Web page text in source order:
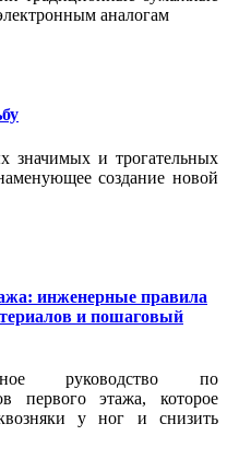
аналогам
значимых и трогательных
создание новой
инженерные правила
и пошаговый
руководство по
первого этажа, которое
у ног и снизить